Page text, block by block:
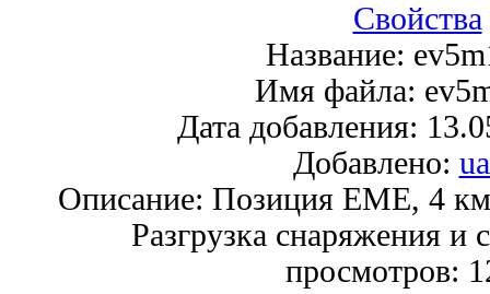
Свойства
Название:
Имя файла:
Дата добавления:
Добавлено:
Описание: Позиция EME, 4
Разгрузка снаряжения и
просмотров: